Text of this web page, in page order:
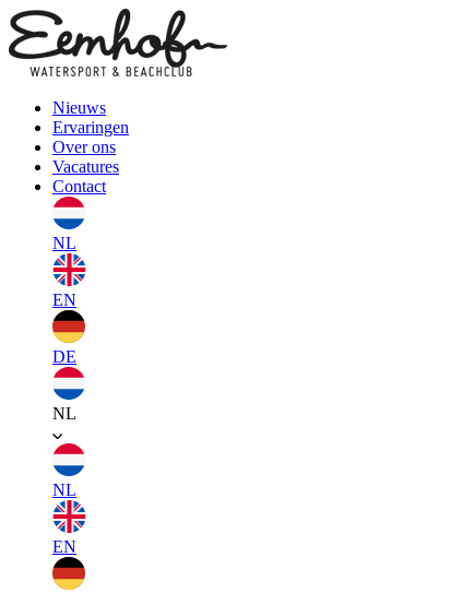
Nieuws
Ervaringen
Over ons
Vacatures
Contact
NL
EN
DE
NL
NL
EN